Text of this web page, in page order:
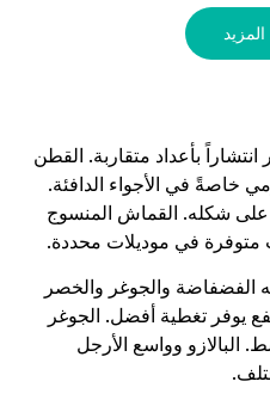
انتشاراً بأعداد متقاربة. القطن
خاصةً في الأجواء الدافئة.
على شكله. القماش المنسوج
متوفرة في موديلات محددة.
الفضفاضة والجوغر والخصر
يوفر تغطية أفضل. الجوغر
البالازو وواسع الأرجل